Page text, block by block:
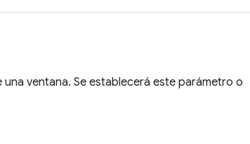
ventana. Se establecerá este parámetro o